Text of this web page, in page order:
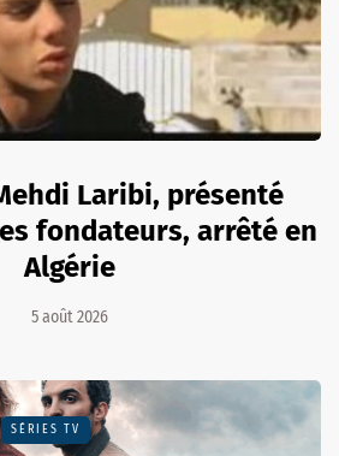
Laribi, présenté
fondateurs, arrêté en
Algérie
5 août 2026
SÉRIES TV